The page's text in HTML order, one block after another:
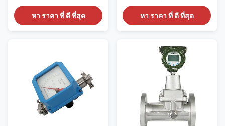
Industrial Fluid/Chemical/Water
Supply & Drainage Systems
FDL90 Electromagnetic
flow of conductive liquid in the
pipeline. The electromag...
หา ราคา ที่ ดี ที่สุด
Medium Flow Intelligent
Monitoring Instrument This
smart metal tube rotameter
intelligent digital display
technology, supporting pointer
+ digital dual-screen
synchronous display of flow ...
หา ราคา ที่ ดี ที่สุด